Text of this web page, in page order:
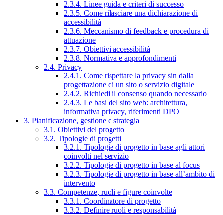
2.3.4. Linee guida e criteri di successo
2.3.5. Come rilasciare una dichiarazione di
accessibilità
2.3.6. Meccanismo di feedback e procedura di
attuazione
2.3.7. Obiettivi accessibilità
2.3.8. Normativa e approfondimenti
2.4. Privacy
2.4.1. Come rispettare la privacy sin dalla
progettazione di un sito o servizio digitale
2.4.2. Richiedi il consenso quando necessario
2.4.3. Le basi del sito web: architettura,
informativa privacy, riferimenti DPO
3. Pianificazione, gestione e strategia
3.1. Obiettivi del progetto
3.2. Tipologie di progetti
3.2.1. Tipologie di progetto in base agli attori
coinvolti nel servizio
3.2.2. Tipologie di progetto in base al focus
3.2.3. Tipologie di progetto in base all’ambito di
intervento
3.3. Competenze, ruoli e figure coinvolte
3.3.1. Coordinatore di progetto
3.3.2. Definire ruoli e responsabilità